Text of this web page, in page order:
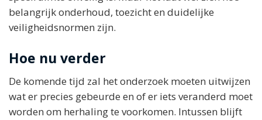
belangrijk onderhoud, toezicht en duidelijke
veiligheidsnormen zijn.
Hoe nu verder
De komende tijd zal het onderzoek moeten uitwijzen
wat er precies gebeurde en of er iets veranderd moet
worden om herhaling te voorkomen. Intussen blijft